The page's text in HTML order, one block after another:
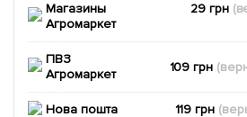
Магазины
Агромаркет
29 грн
ПВЗ
Агромаркет
109 грн
Нова пошта 119 грн